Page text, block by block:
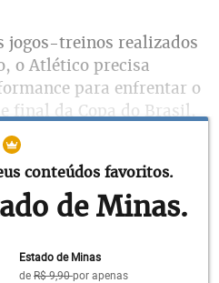
jogos-treinos realizados
o Atlético precisa
para enfrentar o
final da Copa do Brasil,
Pela manhã, os
para o América por 3 a
com o Coimbra
conteúdos favoritos.
de Minas.
Estado de Minas
deR$ 9,90por apenas